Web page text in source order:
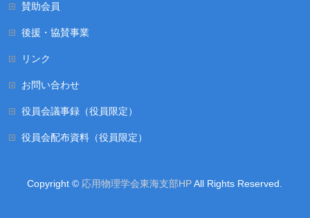
賛助会員
後援・協賛事業
リンク
お問い合わせ
役員会議事録（役員限定）
役員会配布資料（役員限定）
Copyright © 応用物理学会東海支部HPAll Rights Reserved.